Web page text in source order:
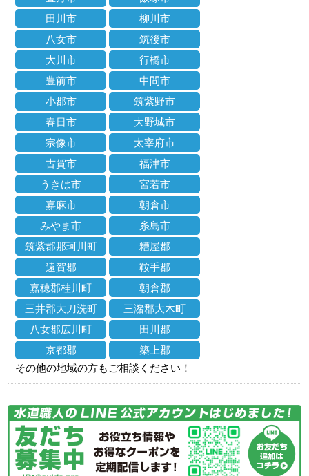
田川市
柳川市
八女市
筑後市
大川市
行橋市
豊前市
中間市
小郡市
筑紫野市
春日市
大野城市
宗像市
太宰府市
古賀市
福津市
うきは市
宮若市
嘉麻市
朝倉市
みやま市
糸島市
筑紫郡那珂川町
糟屋郡
遠賀郡
鞍手郡
嘉穂郡桂川町
朝倉郡
三井郡大刀洗町
三潴郡大木町
八女郡広川町
田川郡
京都郡
築上郡
その他の地域の方もご相談ください！